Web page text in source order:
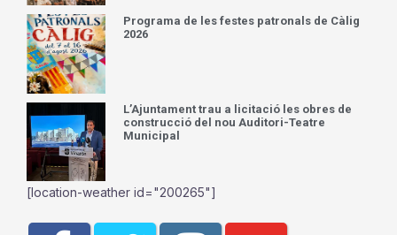
Programa de les festes patronals de Càlig
2026
L’Ajuntament trau a licitació les obres de
construcció del nou Auditori-Teatre
Municipal
[location-weather id="200265"]